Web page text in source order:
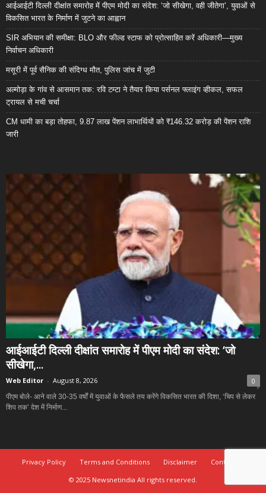
आईआईटी दिल्ली दीक्षांत समारोह में पीएम मोदी का संदेश: ‘जो सीखेगा, वही जीतेगा’, युवाओं से
विकसित भारत के निर्माण में जुटने का आह्वान
SIR अभियान की समीक्षा: BLO और फील्ड स्टाफ को प्रोत्साहित करें अधिकारी—मुख्य
निर्वाचन अधिकारी
मसूरी में पूर्व सैनिक की संदिग्ध मौत, पुलिस जांच में जुटी
अल्मोड़ा के गांव से आसमान तक: रवि टम्टा ने तैयार किया पर्सनल फ्लाइंग व्हीकल, सफल
ट्रायल से मची चर्चा
CM धामी का बड़ा तोहफा, 9.87 लाख पेंशन लाभार्थियों को ₹146.32 करोड़ की पेंशन राशि
जारी
आईआईटी दिल्ली दीक्षांत समारोह में पीएम मोदी का संदेश: ‘जो
सीखेगा,...
Web Editor - August 8, 2026 0
पीएम बोले- आने वाले 30-35 वर्षों में युवाओं के फैसले तय करेंगे विकसित भारत की दिशा, ‘चिप से लेकर
शिप तक’ देश में निर्माण...
Privacy Policy Terms and Conditions Disclaimer
Contact Us
© 2025 Newsnetindia All rights reserved.